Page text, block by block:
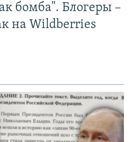
бомба". Блогеры –
на Wildberries